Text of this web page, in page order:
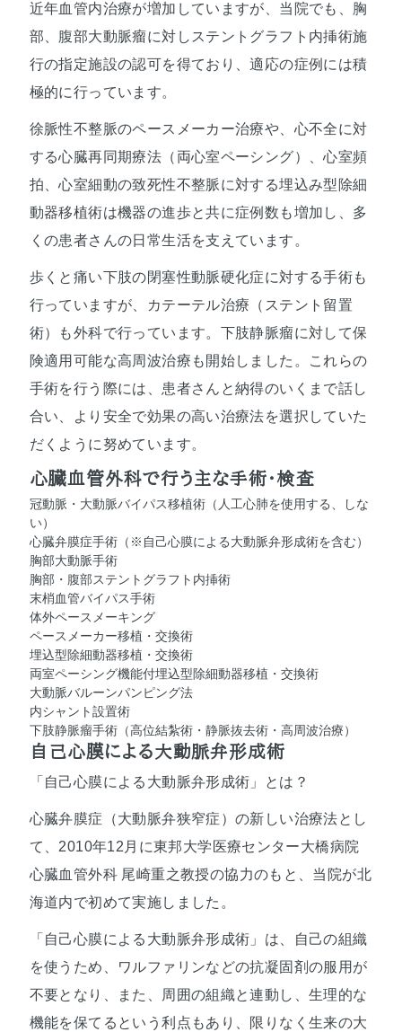
近年血管内治療が増加していますが、当院でも、胸
部、腹部大動脈瘤に対しステントグラフト内挿術施
行の指定施設の認可を得ており、適応の症例には積
極的に行っています。
徐脈性不整脈のペースメーカー治療や、心不全に対
する心臓再同期療法（両心室ペーシング）、心室頻
拍、心室細動の致死性不整脈に対する埋込み型除細
動器移植術は機器の進歩と共に症例数も増加し、多
くの患者さんの日常生活を支えています。
歩くと痛い下肢の閉塞性動脈硬化症に対する手術も
行っていますが、カテーテル治療（ステント留置
術）も外科で行っています。下肢静脈瘤に対して保
険適用可能な高周波治療も開始しました。これらの
手術を行う際には、患者さんと納得のいくまで話し
合い、より安全で効果の高い治療法を選択していた
だくように努めています。
心臓血管外科で行う主な手術・検査
冠動脈・大動脈バイパス移植術（人工心肺を使用する、しな
い）
心臓弁膜症手術（※自己心膜による大動脈弁形成術を含む）
胸部大動脈手術
胸部・腹部ステントグラフト内挿術
末梢血管バイパス手術
体外ペースメーキング
ペースメーカー移植・交換術
埋込型除細動器移植・交換術
両室ペーシング機能付埋込型除細動器移植・交換術
大動脈バルーンパンピング法
内シャント設置術
下肢静脈瘤手術（高位結紮術・静脈抜去術・高周波治療）
自己心膜による大動脈弁形成術
「自己心膜による大動脈弁形成術」とは？
心臓弁膜症（大動脈弁狭窄症）の新しい治療法とし
て、2010年12月に東邦大学医療センター大橋病院
心臓血管外科 尾崎重之教授の協力のもと、当院が北
海道内で初めて実施しました。
「自己心膜による大動脈弁形成術」は、自己の組織
を使うため、ワルファリンなどの抗凝固剤の服用が
不要となり、また、周囲の組織と連動し、生理的な
機能を保てるという利点もあり、限りなく生来の大